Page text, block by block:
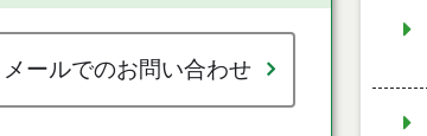
メールでのお問い合わせ